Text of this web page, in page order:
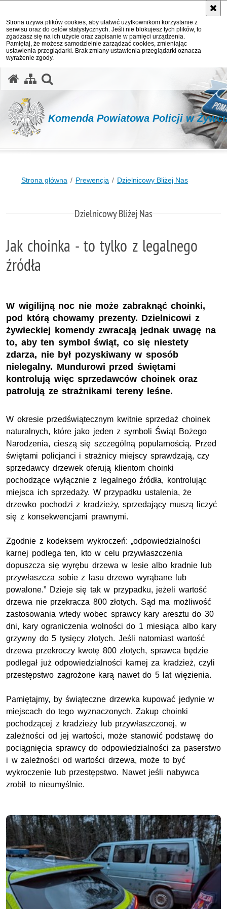
Strona używa plików cookies, aby ułatwić użytkownikom korzystanie z
serwisu oraz do celów statystycznych. Jeśli nie blokujesz tych plików, to
zgadzasz się na ich użycie oraz zapisanie w pamięci urządzenia.
Pamiętaj, że możesz samodzielnie zarządzać cookies, zmieniając
ustawienia przeglądarki. Brak zmiany ustawienia przeglądarki oznacza
wyrażenie zgody.
Komenda Powiatowa Policji w
Strona główna Prewencja Dzielnicowy Bliżej Nas
Dzielnicowy Bliżej Nas
Jak choinka - to tylko z legalnego
źródła
W wigilijną noc nie może zabraknąć choinki,
pod którą chowamy prezenty. Dzielnicowi z
żywieckiej komendy zwracają jednak uwagę na
to, aby ten symbol świąt, co się niestety
zdarza, nie był pozyskiwany w sposób
nielegalny. Mundurowi przed świętami
kontrolują więc sprzedawców choinek oraz
patrolują ze strażnikami tereny leśne.
W okresie przedświątecznym kwitnie sprzedaż choinek
naturalnych, które jako jeden z symboli Świąt Bożego
Narodzenia, cieszą się szczególną popularnością. Przed
świętami policjanci i strażnicy miejscy sprawdzają, czy
sprzedawcy drzewek oferują klientom choinki
pochodzące wyłącznie z legalnego źródła, kontrolując
miejsca ich sprzedaży. W przypadku ustalenia, że
drzewko pochodzi z kradzieży, sprzedający muszą liczyć
się z konsekwencjami prawnymi.
Zgodnie z kodeksem wykroczeń: „odpowiedzialności
karnej podlega ten, kto w celu przywłaszczenia
dopuszcza się wyrębu drzewa w lesie albo kradnie lub
przywłaszcza sobie z lasu drzewo wyrąbane lub
powalone.” Dzieje się tak w przypadku, jeżeli wartość
drzewa nie przekracza 800 złotych. Sąd ma możliwość
zastosowania wtedy wobec sprawcy kary aresztu do 30
dni, kary ograniczenia wolności do 1 miesiąca albo kary
grzywny do 5 tysięcy złotych. Jeśli natomiast wartość
drzewa przekroczy kwotę 800 złotych, sprawca będzie
podlegał już odpowiedzialności karnej za kradzież, czyli
przestępstwo zagrożone karą nawet do 5 lat więzienia.
Pamiętajmy, by świąteczne drzewka kupować jedynie w
miejscach do tego wyznaczonych. Zakup choinki
pochodzącej z kradzieży lub przywłaszczonej, w
zależności od jej wartości, może stanowić podstawę do
pociągnięcia sprawcy do odpowiedzialności za paserstwo
i w zależności od wartości drzewa, może to być
wykroczenie lub przestępstwo. Nawet jeśli nabywca
zrobił to nieumyślnie.